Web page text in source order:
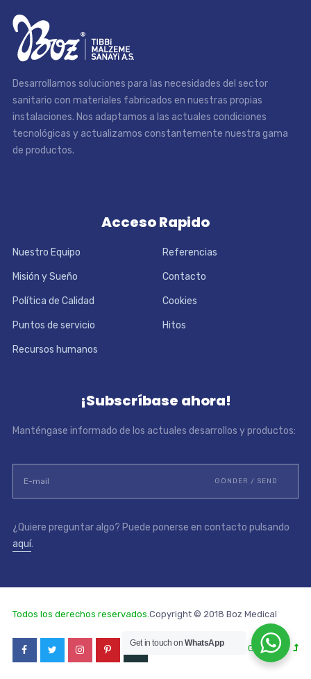
Desarrollamos soluciones para las necesidades del sector
sanitario con materiales fabricados en nuestras propias
instalaciones. Nos adaptamos a las actuales condiciones
tecnológicas y actualizamos constantemente nuestra gama
de productos.
Acceso Rapido
Nuestro Equipo Referencias
Misión y Sueño Contacto
Política de Calidad Cookies
Puntos de servicio Hitos
Recursos humanos
¡Subscríbase ahora!
Manténgase informado de los actuales desarrollos y productos:
¿Quiere preguntar algo? Puede ponerse en contacto pulsando
aquí.
Todos los derechos reservados.Copyright © 2018 Boz Medical
Go to Top
Get in touch onWhatsApp